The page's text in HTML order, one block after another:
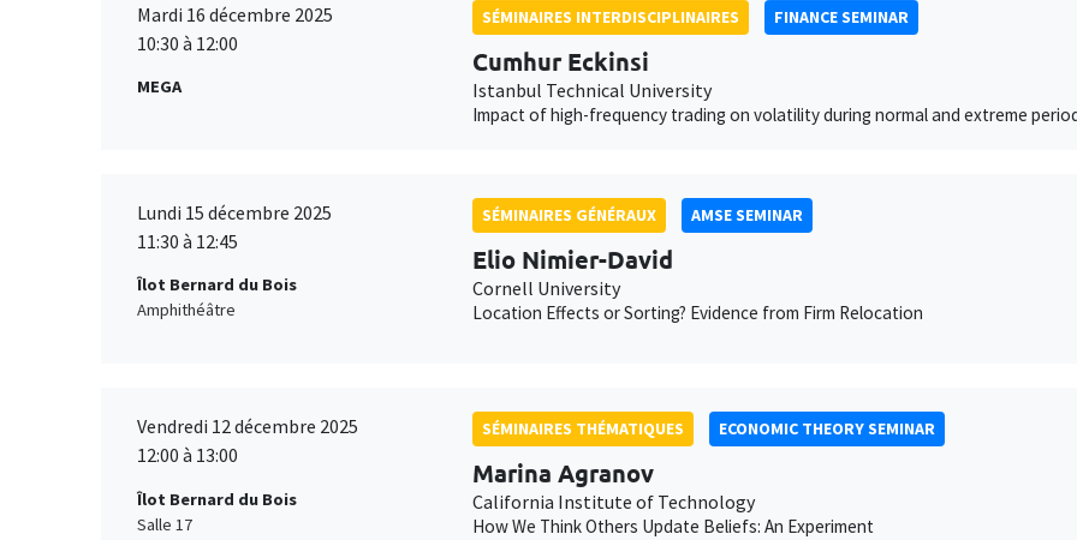
Mardi 16 décembre 2025
10:30 à 12:00
MEGA
SÉMINAIRES INTERDISCIPLINAIRES FINANCE SEMINAR
Cumhur Eckinsi
Istanbul Technical University
Impact of high-frequency trading on volatility during normal and extreme
Lundi 15 décembre 2025
11:30 à 12:45
Îlot Bernard du Bois
Amphithéâtre
SÉMINAIRES GÉNÉRAUX AMSE SEMINAR
Elio Nimier-David
Cornell University
Location Effects or Sorting? Evidence from Firm Relocation
Vendredi 12 décembre 2025
12:00 à 13:00
Îlot Bernard du Bois
Salle 17
SÉMINAIRES THÉMATIQUES ECONOMIC THEORY SEMINAR
Marina Agranov
California Institute of Technology
How We Think Others Update Beliefs: An Experiment